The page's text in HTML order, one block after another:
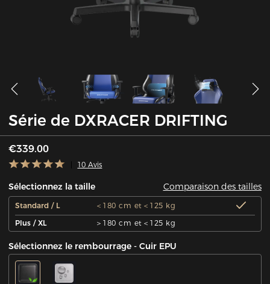
Série de DXRACER DRIFTING
€339.00
10 Avis
Sélectionnez la taille Comparaison des tailles
Standard / L
＜180 cm et＜125 kg
Plus / XL
＞180 cm et＜125 kg
Sélectionnez le rembourrage - Cuir EPU